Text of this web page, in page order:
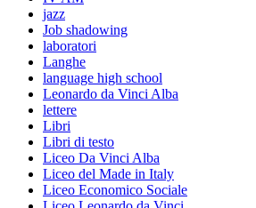
jazz
Job shadowing
laboratori
Langhe
language high school
Leonardo da Vinci Alba
lettere
Libri
Libri di testo
Liceo Da Vinci Alba
Liceo del Made in Italy
Liceo Economico Sociale